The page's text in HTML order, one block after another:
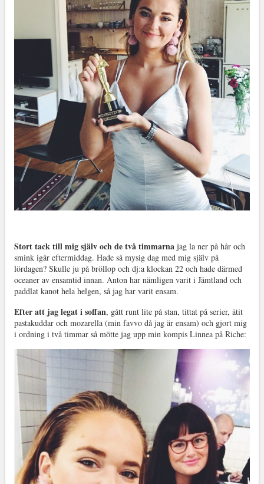
Stort tack till mig själv och de två timmarna jag la ner på hår och
smink igår eftermiddag. Hade så mysig dag med mig själv på
lördagen? Skulle ju på bröllop och dj:a klockan 22 och hade därmed
oceaner av ensamtid innan. Anton har nämligen varit i Jämtland och
paddlat kanot hela helgen, så jag har varit ensam.
Efter att jag legat i soffan, gått runt lite på stan, tittat på serier, ätit
pastakuddar och mozarella (min favvo då jag är ensam) och gjort mig
i ordning i två timmar så mötte jag upp min kompis Linnea på Riche: